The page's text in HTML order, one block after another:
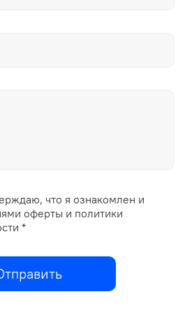
что я ознакомлен и
оферты и политики
*